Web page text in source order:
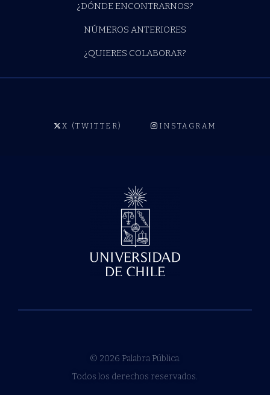
¿DÓNDE ENCONTRARNOS?
NÚMEROS ANTERIORES
¿QUIERES COLABORAR?
X (TWITTER) INSTAGRAM
© 2026 Palabra Pública.
Todos los derechos reservados.